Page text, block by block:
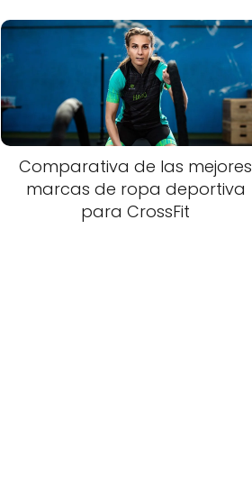
Comparativa de las mejores
marcas de ropa deportiva
para CrossFit